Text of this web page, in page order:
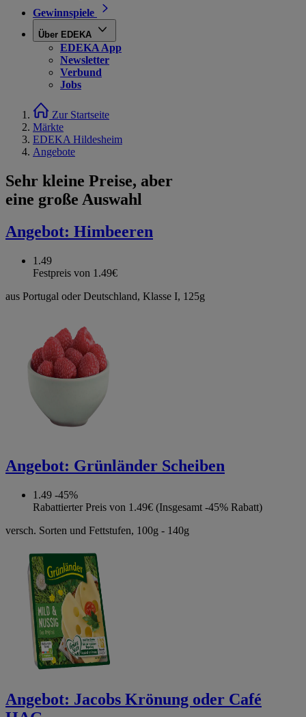
Gewinnspiele
Über EDEKA
EDEKA App
Newsletter
Verbund
Jobs
Zur Startseite
Märkte
EDEKA Hildesheim
Angebote
Sehr kleine Preise, aber
eine große Auswahl
Angebot: Himbeeren
1.49
Festpreis von 1.49€
aus Portugal oder Deutschland, Klasse I, 125g
Angebot: Grünländer Scheiben
1.49 -45%
Rabattierter Preis von 1.49€ (Insgesamt -45% Rabatt)
versch. Sorten und Fettstufen, 100g - 140g
Angebot: Jacobs Krönung oder Café